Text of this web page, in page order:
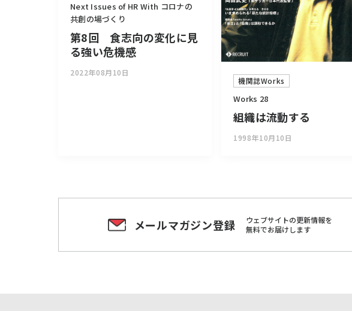
Next Issues of HR With コロナの
共創の場づくり
第8回 食志向の変化に見
る強い危機感
2022年08月10日
機関誌Works
Works 28
組織は流動する
1998年10月10日
メールマガジン登録
ウェブサイトの更新情報を
無料でお届けします